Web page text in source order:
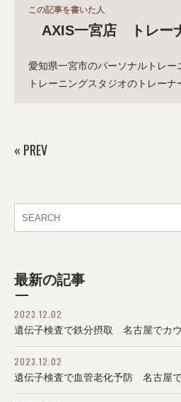
この記事を書いた人
AXIS一宮店 トレー
愛知県一宮市のパーソナルトレー
トレーニングスタジオのトレーナ
« PREV
最新の記事
2023.12.02
遺伝子検査で鉄分摂取 名古屋でカ
2023.12.02
遺伝子検査で血管老化予防 名古屋